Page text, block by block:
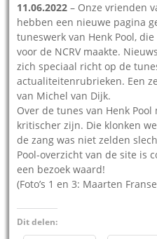
11.06.2022 – Onze vrienden
hebben een nieuwe pagina
tuneswerk van Henk Pool,
voor de NCRV maakte.
zich speciaal richt op de
actualiteitenrubrieken. Een
van Michel van Dijk.
Over de tunes van Henk
kritischer zijn. Die klonken
de zang was niet zelden
Pool-overzicht van de site is
een bezoek waard!
(Foto’s 1 en 3: Maarten
Dit delen: